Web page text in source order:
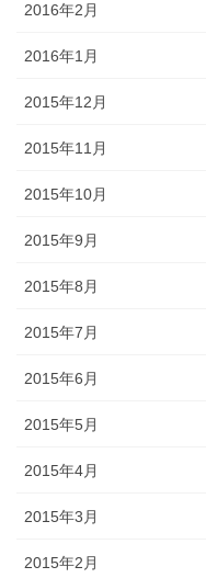
2016年2月
2016年1月
2015年12月
2015年11月
2015年10月
2015年9月
2015年8月
2015年7月
2015年6月
2015年5月
2015年4月
2015年3月
2015年2月